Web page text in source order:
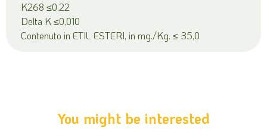
K268 ≤0,22
Delta K ≤0,010
Contenuto in ETIL ESTERI, in mg./Kg. ≤ 35,0
You might be interested